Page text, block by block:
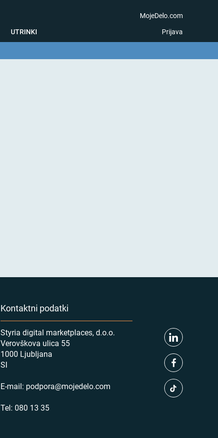
UTRINKI
MojeDelo.com
Prijava
Kontaktni podatki
Styria digital marketplaces, d.o.o.
Verovškova ulica 55
1000 Ljubljana
SI
E-mail: podpora@mojedelo.com
Tel: 080 13 35